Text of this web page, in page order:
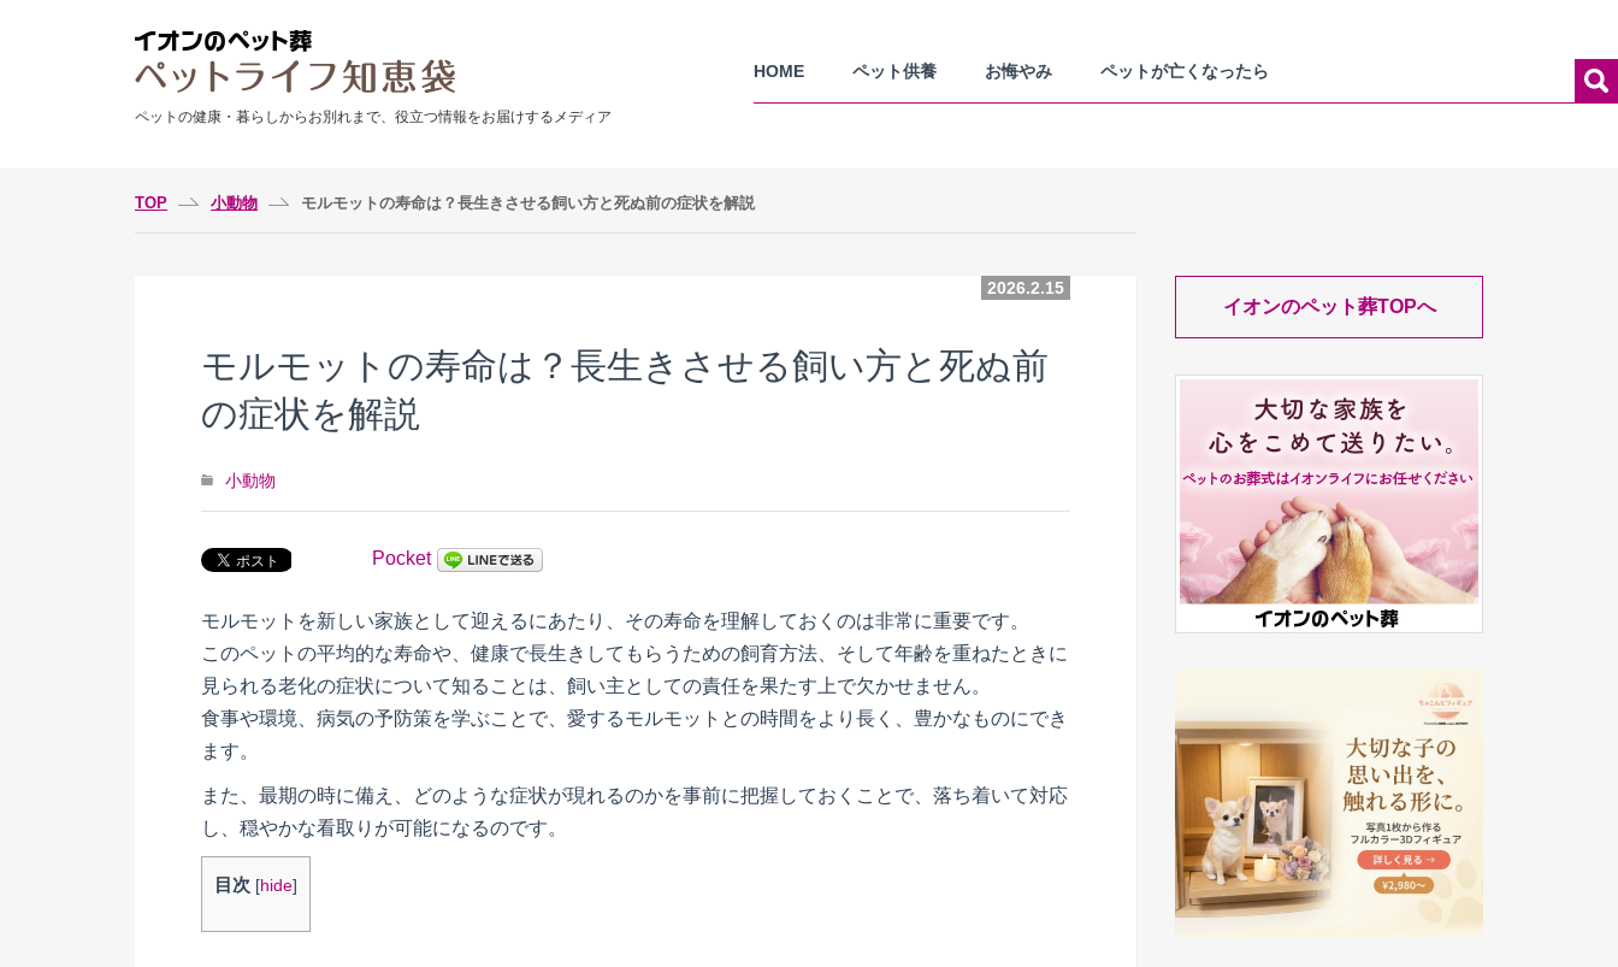
ペットの健康・暮らしからお別れまで、役立つ情報をお届けするメディア
HOME ペット供養 お悔やみ ペットが亡くなったら
TOP 小動物 モルモットの寿命は？長生きさせる飼い方と死ぬ前の症状を解説
モルモットの寿命は？長生きさせる飼い方と死ぬ前
の症状を解説
2026.2.15
小動物
Pocket
モルモットを新しい家族として迎えるにあたり、その寿命を理解しておくのは非常に重要です。
このペットの平均的な寿命や、健康で長生きしてもらうための飼育方法、そして年齢を重ねたときに
見られる老化の症状について知ることは、飼い主としての責任を果たす上で欠かせません。
食事や環境、病気の予防策を学ぶことで、愛するモルモットとの時間をより長く、豊かなものにでき
ます。
また、最期の時に備え、どのような症状が現れるのかを事前に把握しておくことで、落ち着いて対応
し、穏やかな看取りが可能になるのです。
目次 [hide]
イオンのペット葬TOPへ